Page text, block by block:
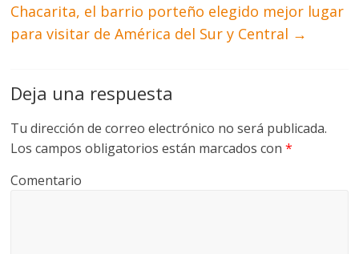
Chacarita, el barrio porteño elegido mejor lugar
para visitar de América del Sur y Central →
Deja una respuesta
Tu dirección de correo electrónico no será publicada.
Los campos obligatorios están marcados con*
Comentario